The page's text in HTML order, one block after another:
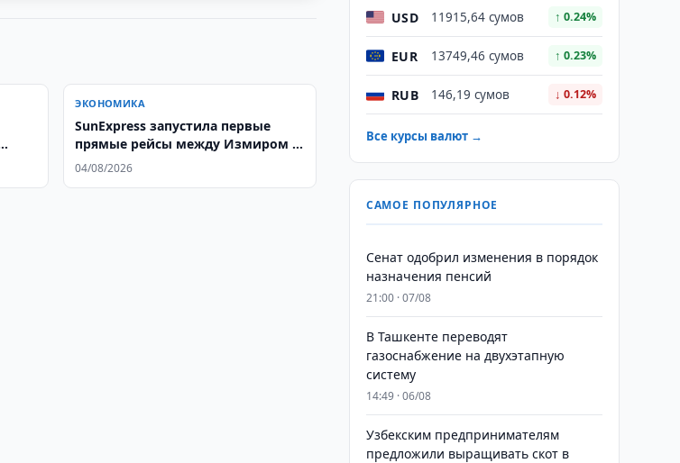
ЭКОНОМИКА
SunExpress запустила первые
прямые рейсы между Измиром и
Ташкентом
04/08/2026
USD 11915,64 сумов ↑ 0.24%
EUR 13749,46 сумов ↑ 0.23%
RUB 146,19 сумов ↓ 0.12%
Все курсы валют →
САМОЕ ПОПУЛЯРНОЕ
Сенат одобрил изменения в порядок
назначения пенсий
21:00 · 07/08
В Ташкенте переводят
газоснабжение на двухэтапную
систему
14:49 · 06/08
Узбекским предпринимателям
предложили выращивать скот в